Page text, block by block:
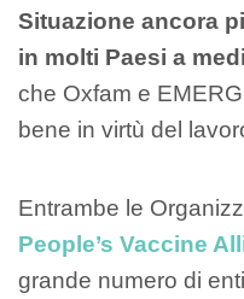
Situazione ancora
in molti Paesi a
che Oxfam e
bene in virtù del
Entrambe le
People’s Vaccine
grande numero di